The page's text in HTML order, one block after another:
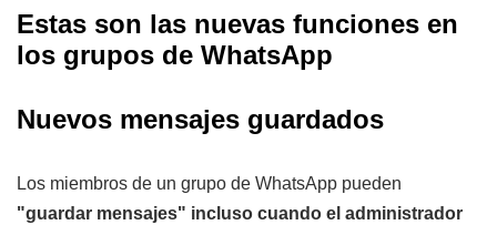
Estas son las nuevas funciones en
los grupos de WhatsApp
Nuevos mensajes guardados
Los miembros de un grupo de WhatsApp pueden
"guardar mensajes" incluso cuando el administrador